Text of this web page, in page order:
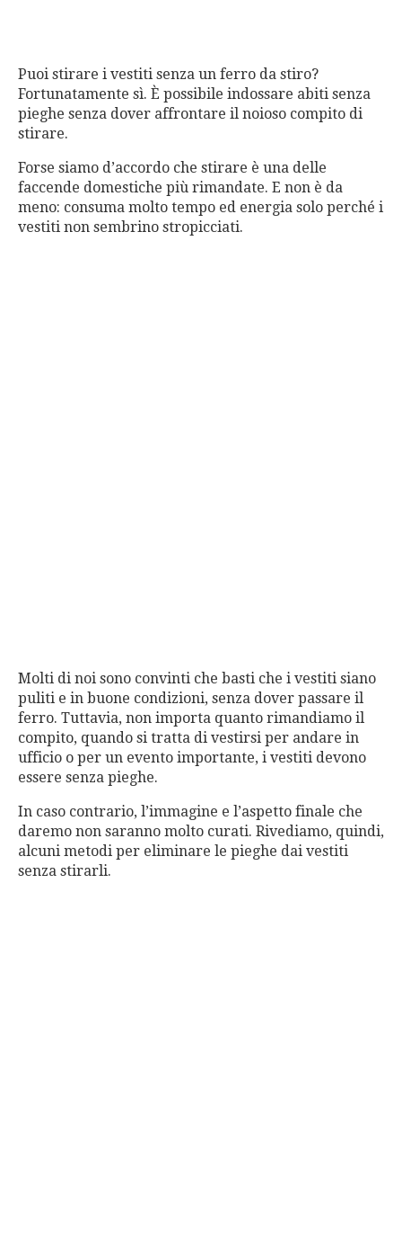
Puoi stirare i vestiti senza un ferro da stiro?
Fortunatamente sì. È possibile indossare abiti senza
pieghe senza dover affrontare il noioso compito di
stirare.
Forse siamo d’accordo che stirare è una delle
faccende domestiche più rimandate. E non è da
meno: consuma molto tempo ed energia solo perché i
vestiti non sembrino stropicciati.
Molti di noi sono convinti che basti che i vestiti siano
puliti e in buone condizioni, senza dover passare il
ferro. Tuttavia, non importa quanto rimandiamo il
compito, quando si tratta di vestirsi per andare in
ufficio o per un evento importante, i vestiti devono
essere senza pieghe.
In caso contrario, l’immagine e l’aspetto finale che
daremo non saranno molto curati. Rivediamo, quindi,
alcuni metodi per eliminare le pieghe dai vestiti
senza stirarli.